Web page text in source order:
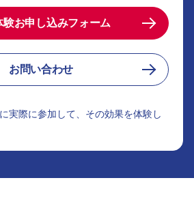
験お申し込みフォーム
お問い合わせ
実際に参加して、その効果を体験し